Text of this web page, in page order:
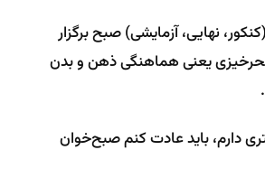
نهایی، آزمایشی) صبح برگزار
یعنی هماهنگی ذهن و بدن
دارم، باید عادت کنم صبح‌خوان